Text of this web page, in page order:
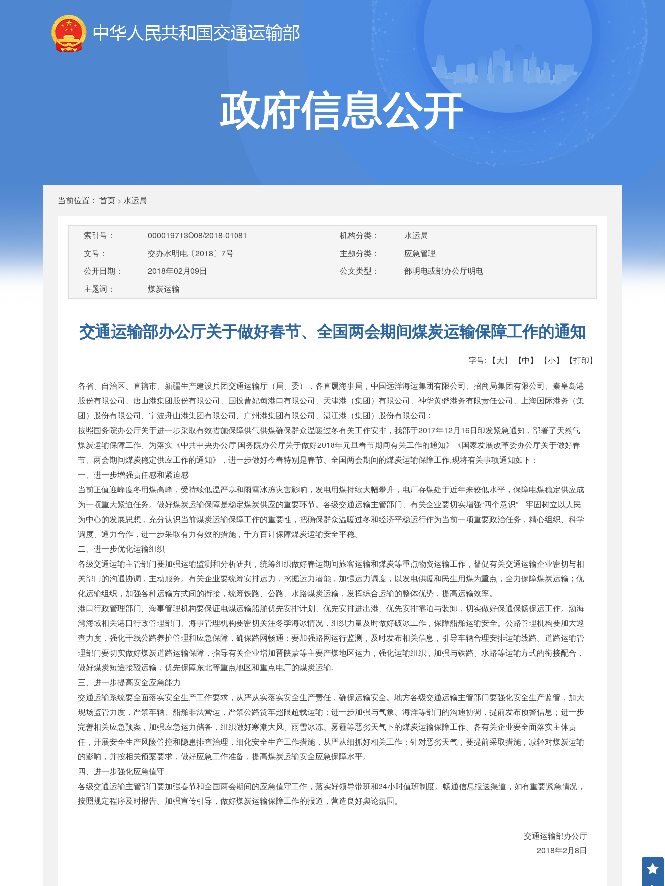
当前位置： 首页 > 水运局
索引号：
000019713O08/2018-01081
文号：
交办水明电〔2018〕7号
公开日期：
2018年02月09日
主题词：
煤炭运输
机构分类：
水运局
主题分类：
应急管理
公文类型：
部明电或部办公厅明电
交通运输部办公厅关于做好春节、全国两会期间煤炭运输保障工作的通知
字号: 【大】 【中】 【小】 【打印】
各省、自治区、直辖市、新疆生产建设兵团交通运输厅（局、委），各直属海事局，中国远洋海运集团有限公司、招商局集团有限公司、秦皇岛港
股份有限公司、唐山港集团股份有限公司、国投曹妃甸港口有限公司、天津港（集团）有限公司、神华黄骅港务有限责任公司、上海国际港务（集
团）股份有限公司、宁波舟山港集团有限公司、广州港集团有限公司、湛江港（集团）股份有限公司：
按照国务院办公厅关于进一步采取有效措施保障供气供煤确保群众温暖过冬有关工作安排，我部于2017年12月16日印发紧急通知，部署了天然气
煤炭运输保障工作。为落实《中共中央办公厅 国务院办公厅关于做好2018年元旦春节期间有关工作的通知》《国家发展改革委办公厅关于做好春
节、两会期间煤炭稳定供应工作的通知》，进一步做好今春特别是春节、全国两会期间的煤炭运输保障工作,现将有关事项通知如下：
一、进一步增强责任感和紧迫感
当前正值迎峰度冬用煤高峰，受持续低温严寒和雨雪冰冻灾害影响，发电用煤持续大幅攀升，电厂存煤处于近年来较低水平，保障电煤稳定供应成
为一项重大紧迫任务。做好煤炭运输保障是稳定煤炭供应的重要环节。各级交通运输主管部门、有关企业要切实增强“四个意识”，牢固树立以人民
为中心的发展思想，充分认识当前煤炭运输保障工作的重要性，把确保群众温暖过冬和经济平稳运行作为当前一项重要政治任务，精心组织、科学
调度、通力合作，进一步采取有力有效的措施，千方百计保障煤炭运输安全平稳。
二、进一步优化运输组织
各级交通运输主管部门要加强运输监测和分析研判，统筹组织做好春运期间旅客运输和煤炭等重点物资运输工作，督促有关交通运输企业密切与相
关部门的沟通协调，主动服务。有关企业要统筹安排运力，挖掘运力潜能，加强运力调度，以发电供暖和民生用煤为重点，全力保障煤炭运输；优
化运输组织，加强各种运输方式间的衔接，统筹铁路、公路、水路煤炭运输，发挥综合运输的整体优势，提高运输效率。
港口行政管理部门、海事管理机构要保证电煤运输船舶优先安排计划、优先安排进出港、优先安排靠泊与装卸，切实做好保通保畅保运工作。渤海
湾海域相关港口行政管理部门、海事管理机构要密切关注冬季海冰情况，组织力量及时做好破冰工作，保障船舶运输安全。公路管理机构要加大巡
查力度，强化干线公路养护管理和应急保障，确保路网畅通；要加强路网运行监测，及时发布相关信息，引导车辆合理安排运输线路。道路运输管
理部门要切实做好煤炭道路运输保障，指导有关企业增加晋陕蒙等主要产煤地区运力，强化运输组织，加强与铁路、水路等运输方式的衔接配合，
做好煤炭短途接驳运输，优先保障东北等重点地区和重点电厂的煤炭运输。
三、进一步提高安全应急能力
交通运输系统要全面落实安全生产工作要求，从严从实落实安全生产责任，确保运输安全。地方各级交通运输主管部门要强化安全生产监管，加大
现场监管力度，严禁车辆、船舶非法营运，严禁公路货车超限超载运输；进一步加强与气象、海洋等部门的沟通协调，提前发布预警信息；进一步
完善相关应急预案，加强应急运力储备，组织做好寒潮大风、雨雪冰冻、雾霾等恶劣天气下的煤炭运输保障工作。各有关企业要全面落实主体责
任，开展安全生产风险管控和隐患排查治理，细化安全生产工作措施，从严从细抓好相关工作；针对恶劣天气，要提前采取措施，减轻对煤炭运输
的影响，并按相关预案要求，做好应急工作准备，提高煤炭运输安全应急保障水平。
四、进一步强化应急值守
各级交通运输主管部门要加强春节和全国两会期间的应急值守工作，落实好领导带班和24小时值班制度。畅通信息报送渠道，如有重要紧急情况，
按照规定程序及时报告。加强宣传引导，做好煤炭运输保障工作的报道，营造良好舆论氛围。
交通运输部办公厅
2018年2月8日